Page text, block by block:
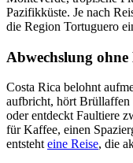
Pazifikküste. Je nach
die Region Tortuguero
Abwechslung
Costa Rica belohnt
aufbricht, hört Brüllaffen
oder entdeckt Faultiere
für Kaffee, einen
entsteht eine Reise, die